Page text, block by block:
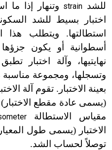
للشد strain وتنهار إذا ما
اختبار بسيط للشد
استطالتها. ويتطلب هذا
أسطوانية أو يكون
نهايتيها، وآلة اختبار
وتسجلها، ومجموعة
بعينة الاختبار. تقوم آلة
(يسمى عادة مقطع
مقياس الاستطالة
الاختبار (يسمى طول المعيار
توصلاً لحساب الشد.